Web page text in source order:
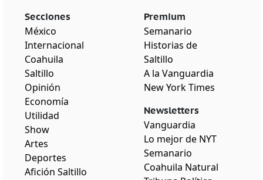
Secciones
México
Internacional
Coahuila
Saltillo
Opinión
Economía
Utilidad
Show
Artes
Deportes
Afición Saltillo
Premium
Semanario
Historias de
Saltillo
A la Vanguardia
New York Times
Newsletters
Vanguardia
Lo mejor de NYT
Semanario
Coahuila Natural